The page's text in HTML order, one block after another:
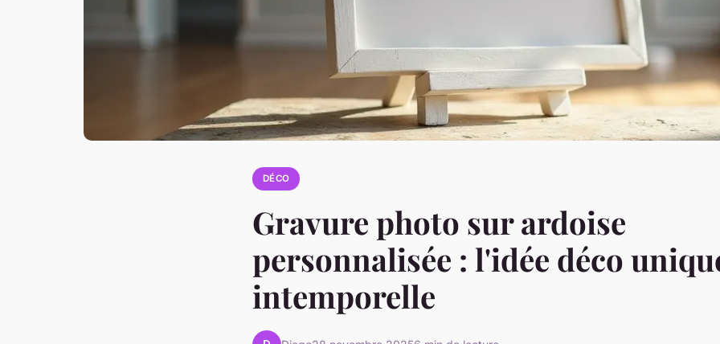
DÉCO
Gravure photo sur ardoise
personnalisée : l'idée déco
intemporelle